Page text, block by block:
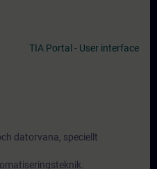
TIA Portal - User interface
datorvana, speciellt